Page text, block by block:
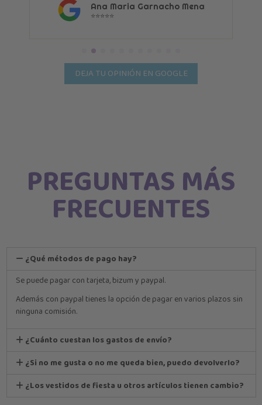
Ana Maria Garnacho Mena
⭐⭐⭐⭐⭐
DEJA TU OPINIÓN EN GOOGLE
PREGUNTAS MÁS
FRECUENTES
¿Qué métodos de pago hay?
Se puede pagar con tarjeta, bizum y paypal.
Además con paypal tienes la opción de pagar en varios plazos sin
ninguna comisión.
¿Cuánto cuestan los gastos de envío?
¿Si no me gusta o no me queda bien, puedo devolverlo?
¿Los vestidos de fiesta u otros artículos tienen cambio?